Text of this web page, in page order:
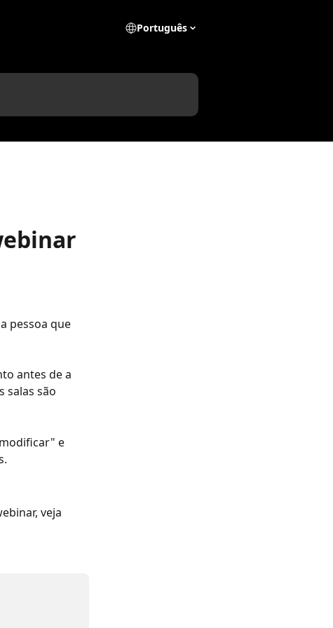
Português
pessoa que
antes de a
salas são
e
veja